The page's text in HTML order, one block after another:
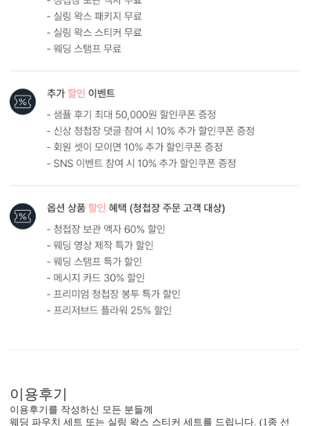
고해상도로 보내주시는 것입니다.
AI 해상도 업그레이드 신청하기
원본 AI 업스케일링
형태 및 구성
이용후기
이용후기를 작성하신 모든 분들께
웨딩 파우치 세트 또는 실링 왁스 스티커 세트를 드립니다. (1종 선